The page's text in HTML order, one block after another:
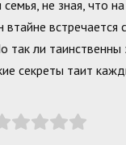
семья, не зная, что
втайне встречается
так ли таинственны
секреты таит